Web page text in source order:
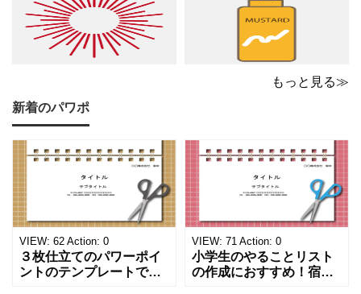
もっと見る≫
新着のパワポ
VIEW: 62 Action: 0
３枚仕立てのパワーポイ
ントのテンプレートで
VIEW: 71 Action: 0
小学生のやることリスト
の作成におすすめ！宿題